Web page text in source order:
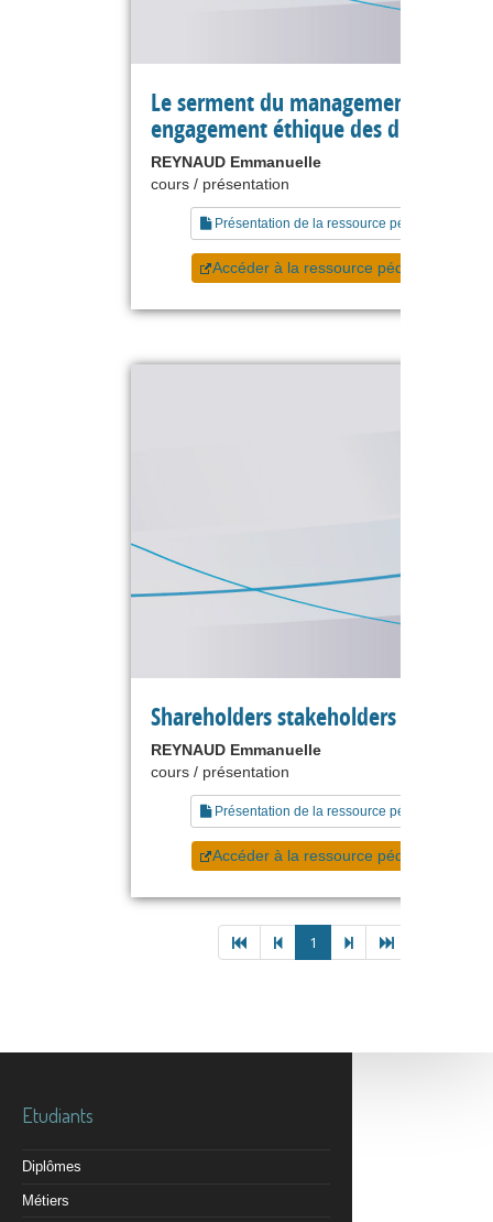
Le serment du management pour un
engagement éthique des diplômés
REYNAUD Emmanuelle
cours / présentation
Présentation de la ressource pédagogique
Accéder à la ressource pédagogique
Shareholders stakeholders et
REYNAUD Emmanuelle
cours / présentation
Présentation de la ressource pédagogique
Accéder à la ressource pédagogique
1
Etudiants
Diplômes
Métiers